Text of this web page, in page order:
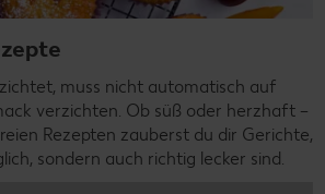
muss nicht automatisch auf
verzichten. Ob süß oder herzhaft –
Rezepten zauberst du dir Gerichte,
sondern auch richtig lecker sind.